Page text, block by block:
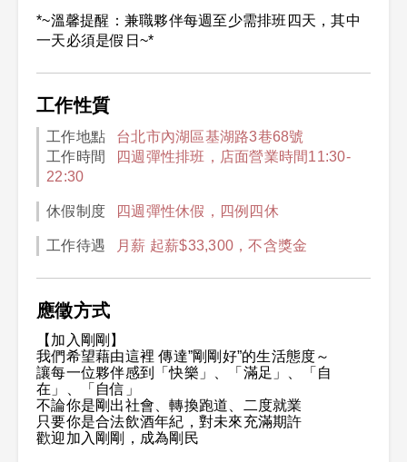
*~溫馨提醒：兼職夥伴每週至少需排班四天，其中
一天必須是假日~*
工作性質
工作地點
台北市內湖區基湖路3巷68號
工作時間
四週彈性排班，店面營業時間11:30-
22:30
休假制度 四週彈性休假，四例四休
工作待遇 月薪 起薪$33,300，不含獎金
應徵方式
【加入剛剛】
我們希望藉由這裡 傳達”剛剛好”的生活態度～
讓每一位夥伴感到「快樂」、「滿足」、「自
在」、「自信」
不論你是剛出社會、轉換跑道、二度就業
只要你是合法飲酒年紀，對未來充滿期許
歡迎加入剛剛，成為剛民